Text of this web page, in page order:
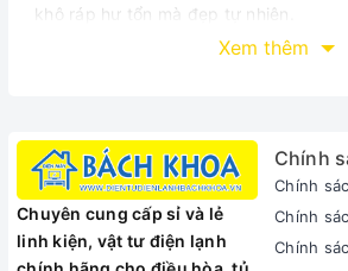
khô ráp hư tổn mà đẹp tự nhiên.
Đầu sấy tóc Panasonic tập trung khí,
Đáp ứng nhu cầu và làm hài lòng
chế độ sấy mát dành cho những ai
nhưng không thích hơi nóng tỏa ra từ
khô thông thường.
Sở hữu kiểu dáng vô cùng gọn nhẹ kết
Xem thêm
Chuyên cung cấp sỉ và lẻ
linh kiện, vật tư điện lạnh
Chính
Chính
Chính
Chính